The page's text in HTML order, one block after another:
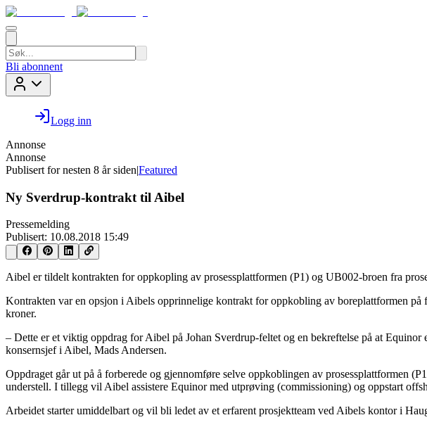
Bli abonnent
Logg inn
Annonse
Annonse
Publisert for nesten 8 år siden|Featured
Ny Sverdrup-kontrakt til Aibel
Pressemelding
Publisert: 10.08.2018 15:49
Aibel er tildelt kontrakten for oppkopling av prosessplattformen (P1) og UB002-broen fra
Kontrakten var en opsjon i Aibels opprinnelige kontrakt for oppkobling av boreplattformen
kroner.
– Dette er et viktig oppdrag for Aibel på Johan Sverdrup-feltet og en bekreftelse på at
konsernsjef i Aibel, Mads Andersen.
Oppdraget går ut på å forberede og gjennomføre selve oppkoblingen av prosessplattformen
understell. I tillegg vil Aibel assistere Equinor med utprøving (commissioning) og oppstart
Arbeidet starter umiddelbart og vil bli ledet av et erfarent prosjektteam ved Aibels kontor i